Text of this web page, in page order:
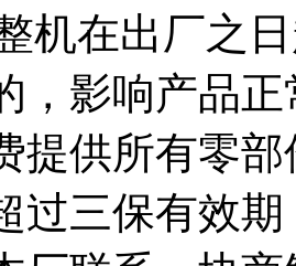
机在出厂之
，影响产品
提供所有零
过三保有效